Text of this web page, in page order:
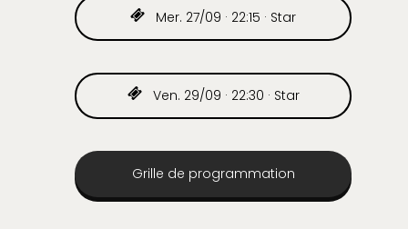
Mer. 27/09 · 22:15 · Star
Ven. 29/09 · 22:30 · Star
Grille de programmation